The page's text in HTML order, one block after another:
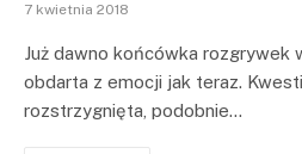
7 kwietnia 2018
Już dawno końcówka rozgrywek
obdarta z emocji jak teraz.
rozstrzygnięta, podobnie…